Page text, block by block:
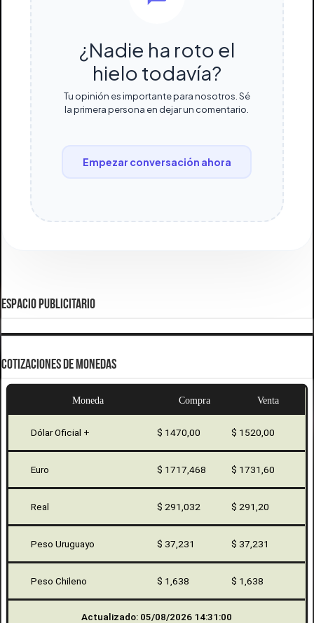
¿Nadie ha roto el
hielo todavía?
Tu opinión es importante para nosotros. Sé
la primera persona en dejar un comentario.
Empezar conversación ahora
ESPACIO PUBLICITARIO
COTIZACIONES DE MONEDAS
Moneda Compra Venta
Dólar Oficial + $ 1470,00 $ 1520,00
Euro $ 1717,468 $ 1731,60
Real $ 291,032 $ 291,20
Peso Uruguayo $ 37,231 $ 37,231
Peso Chileno $ 1,638 $ 1,638
Actualizado: 05/08/2026 14:31:00